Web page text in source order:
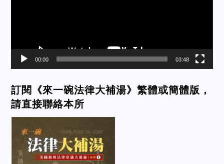
00:00 03:48
訂閱《來一碗法律大補湯》繁體或簡體版，
請直接聯絡本所